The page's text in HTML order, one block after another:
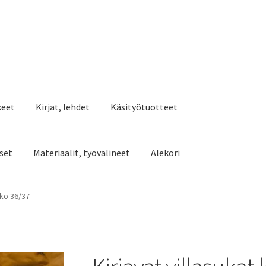
Kirjat, lehdet Käsityötuotteet
Materiaalit, työvälineet Alekori
36/37